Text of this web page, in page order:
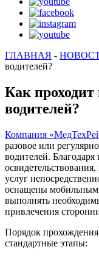
ГЛАВНАЯ -
водителей?
Как
водителей?
Компания
разовое или
водителей.
услуг
оснащены
выполнять
привлечения
Порядок
стандартные этапы: